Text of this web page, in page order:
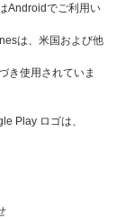
Androidでご利用い
は、米国および他
き使用されていま
Play ロゴは、